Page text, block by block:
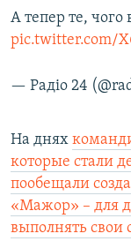
А тепер те, чого
pic.twitter.com/
— Радіо 24
На днях
которые стали
пообещали
«Мажор» – для
выполнять свои